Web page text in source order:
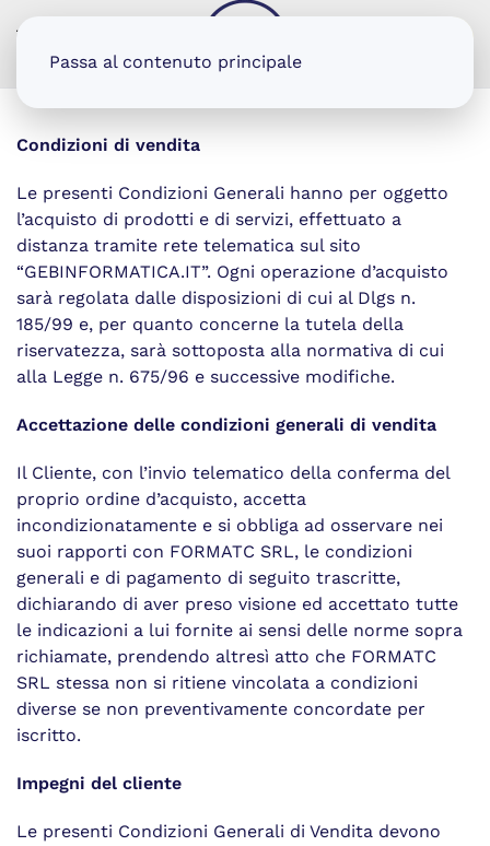
Passa al contenuto principale
Condizioni di vendita
Le presenti Condizioni Generali hanno per oggetto
l’acquisto di prodotti e di servizi, effettuato a
distanza tramite rete telematica sul sito
“GEBINFORMATICA.IT”. Ogni operazione d’acquisto
sarà regolata dalle disposizioni di cui al Dlgs n.
185/99 e, per quanto concerne la tutela della
riservatezza, sarà sottoposta alla normativa di cui
alla Legge n. 675/96 e successive modifiche.
Accettazione delle condizioni generali di vendita
Il Cliente, con l’invio telematico della conferma del
proprio ordine d’acquisto, accetta
incondizionatamente e si obbliga ad osservare nei
suoi rapporti con FORMATC SRL, le condizioni
generali e di pagamento di seguito trascritte,
dichiarando di aver preso visione ed accettato tutte
le indicazioni a lui fornite ai sensi delle norme sopra
richiamate, prendendo altresì atto che FORMATC
SRL stessa non si ritiene vincolata a condizioni
diverse se non preventivamente concordate per
iscritto.
Impegni del cliente
Le presenti Condizioni Generali di Vendita devono